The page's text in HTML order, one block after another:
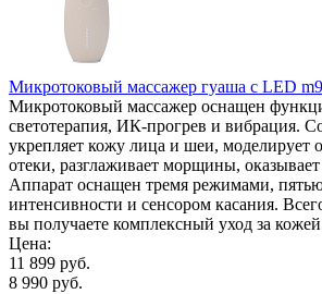
Микротоковый массажер гуаша с LED
Микротоковый массажер оснащен
светотерапия, ИК-прогрев и вибрация.
укрепляет кожу лица и шеи, моделирует
отеки, разглаживает морщины,
Аппарат оснащен тремя режимами,
интенсивности и сенсором касания.
вы получаете комплексный уход за
Цена:
11 899 руб.
8 990 руб.